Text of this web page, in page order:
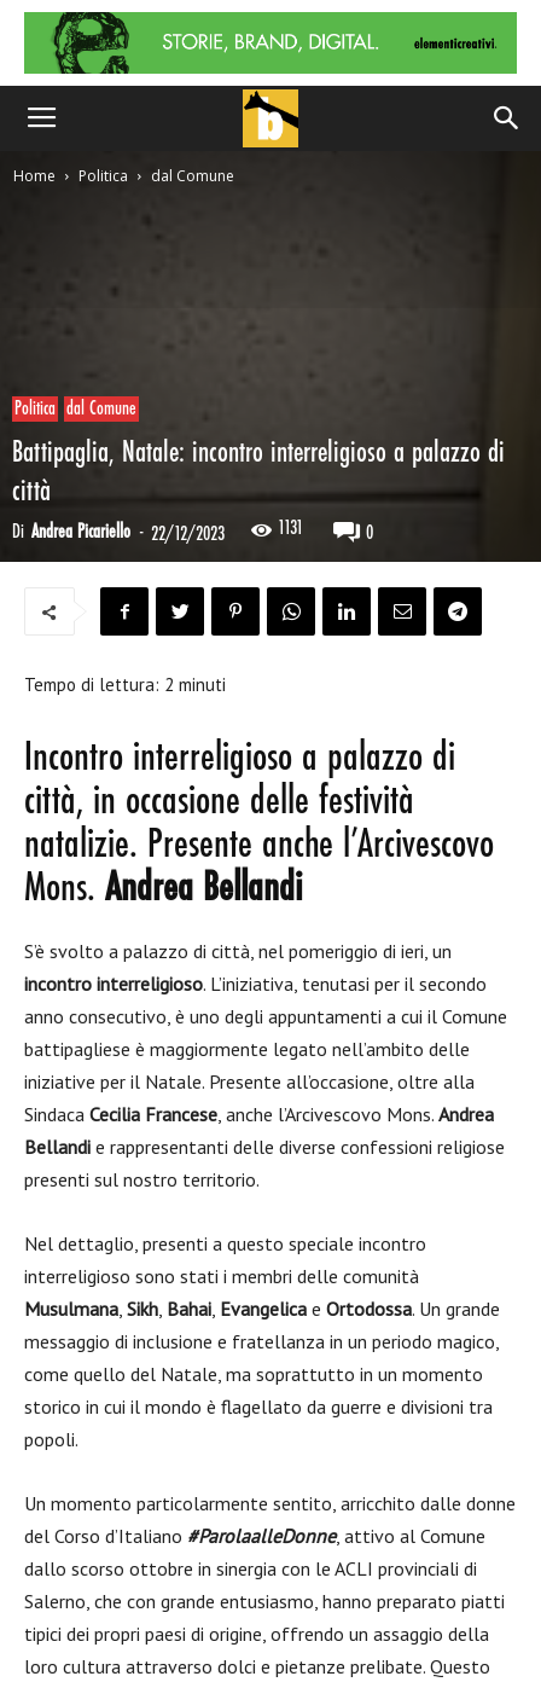
Home Politica dal Comune
Politica dal Comune
Battipaglia, Natale: incontro interreligioso a palazzo di
città
Di Andrea Picariello - 22/12/2023 1131 0
Tempo di lettura: 2 minuti
Incontro interreligioso a palazzo di
città, in occasione delle festività
natalizie. Presente anche l’Arcivescovo
Mons. Andrea Bellandi
S’è svolto a palazzo di città, nel pomeriggio di ieri, un
incontro interreligioso. L’iniziativa, tenutasi per il secondo
anno consecutivo, è uno degli appuntamenti a cui il Comune
battipagliese è maggiormente legato nell’ambito delle
iniziative per il Natale. Presente all’occasione, oltre alla
Sindaca Cecilia Francese, anche l’Arcivescovo Mons. Andrea
Bellandi e rappresentanti delle diverse confessioni religiose
presenti sul nostro territorio.
Nel dettaglio, presenti a questo speciale incontro
interreligioso sono stati i membri delle comunità
Musulmana, Sikh, Bahai, Evangelica e Ortodossa. Un grande
messaggio di inclusione e fratellanza in un periodo magico,
come quello del Natale, ma soprattutto in un momento
storico in cui il mondo è flagellato da guerre e divisioni tra
popoli.
Un momento particolarmente sentito, arricchito dalle donne
del Corso d’Italiano #ParolaalleDonne, attivo al Comune
dallo scorso ottobre in sinergia con le ACLI provinciali di
Salerno, che con grande entusiasmo, hanno preparato piatti
tipici dei propri paesi di origine, offrendo un assaggio della
loro cultura attraverso dolci e pietanze prelibate. Questo